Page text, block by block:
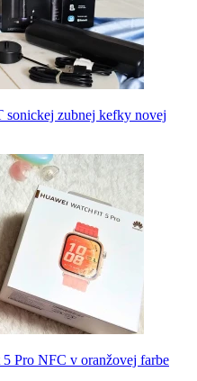
sonickej zubnej kefky novej
Pro NFC v oranžovej farbe